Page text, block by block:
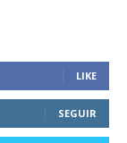
LIKE
SEGUIR